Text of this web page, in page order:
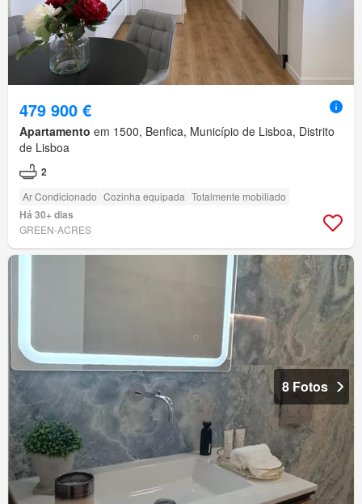
479 900 €
Apartamento em 1500, Benfica, Município de Lisboa, Distrito
de Lisboa
2
Ar Condicionado Cozinha equipada Totalmente mobiliado
Há 30+ dias
GREEN-ACRES
8 Fotos